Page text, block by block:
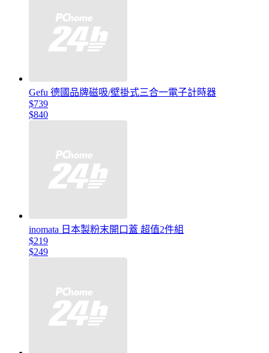
Gefu 德國品牌磁吸/壁掛式三合一電子計時器
$739
$840
inomata 日本製粉末開口蓋 超值2件組
$219
$249